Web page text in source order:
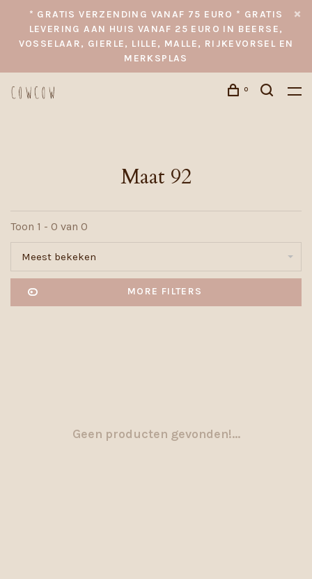
* GRATIS VERZENDING VANAF 75 EURO * GRATIS
LEVERING AAN HUIS VANAF 25 EURO IN BEERSE,
VOSSELAAR, GIERLE, LILLE, MALLE, RIJKEVORSEL EN
MERKSPLAS
0
Maat 92
Toon 1 - 0 van 0
Meest bekeken
MORE FILTERS
Geen producten gevonden!...